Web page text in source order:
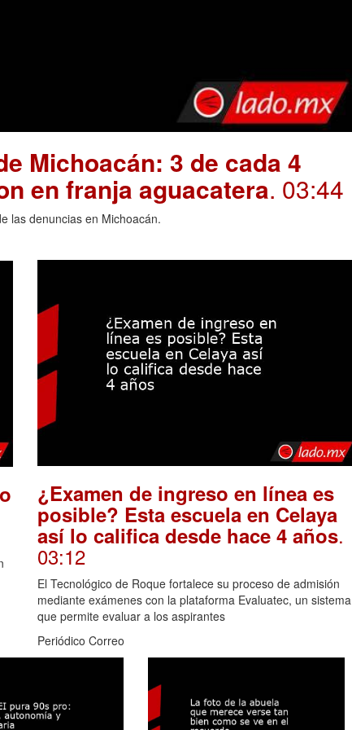
Michoacán: 3 de cada 4
en franja aguacatera. 03:44
las denuncias en Michoacán.
¿Examen de ingreso en línea es
posible? Esta escuela en Celaya
así lo califica desde hace 4 años.
03:12
El Tecnológico de Roque fortalece su proceso de admisión
mediante exámenes con la plataforma Evaluatec, un sistema
que permite evaluar a los aspirantes
Periódico Correo